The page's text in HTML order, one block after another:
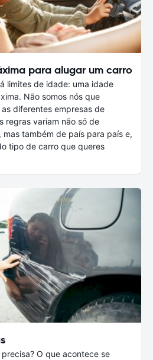
para alugar um carro
limites de idade: uma idade
Não somos nós que
diferentes empresas de
regras variam não só de
também de país para país e,
tipo de carro que queres
O que acontece se